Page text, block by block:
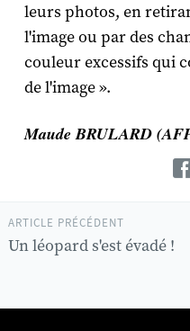
leurs photos, en
l'image ou par des
couleur excessifs qui
de l'image ».
Maude BRULARD
ARTICLE PRÉCÉDENT
Un léopard s'est évadé !